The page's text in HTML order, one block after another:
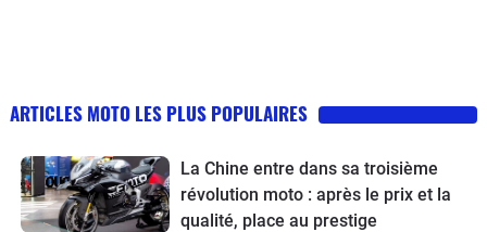
ARTICLES MOTO LES PLUS POPULAIRES
La Chine entre dans sa troisième
révolution moto : après le prix et la
qualité, place au prestige